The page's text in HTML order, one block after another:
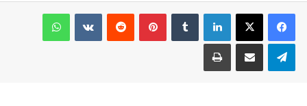
لينكدإن بينتيريست
واتساب
تيلقرام مشاركة عبر البريد طباعة